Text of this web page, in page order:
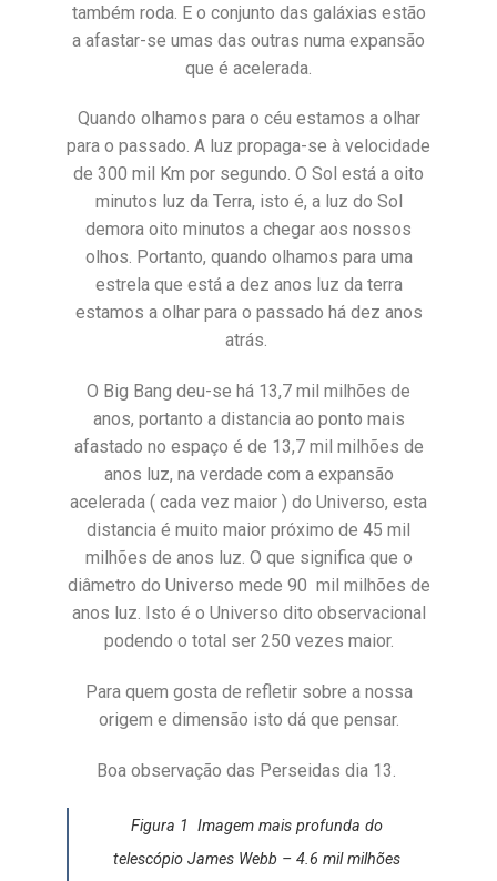
também roda. E o conjunto das galáxias estão
a afastar-se umas das outras numa expansão
que é acelerada.
Quando olhamos para o céu estamos a olhar
para o passado. A luz propaga-se à velocidade
de 300 mil Km por segundo. O Sol está a oito
minutos luz da Terra, isto é, a luz do Sol
demora oito minutos a chegar aos nossos
olhos. Portanto, quando olhamos para uma
estrela que está a dez anos luz da terra
estamos a olhar para o passado há dez anos
atrás.
O Big Bang deu-se há 13,7 mil milhões de
anos, portanto a distancia ao ponto mais
afastado no espaço é de 13,7 mil milhões de
anos luz, na verdade com a expansão
acelerada ( cada vez maior ) do Universo, esta
distancia é muito maior próximo de 45 mil
milhões de anos luz. O que significa que o
diâmetro do Universo mede 90 mil milhões de
anos luz. Isto é o Universo dito observacional
podendo o total ser 250 vezes maior.
Para quem gosta de refletir sobre a nossa
origem e dimensão isto dá que pensar.
Boa observação das Perseidas dia 13.
Figura 1 Imagem mais profunda do
telescópio James Webb – 4.6 mil milhões